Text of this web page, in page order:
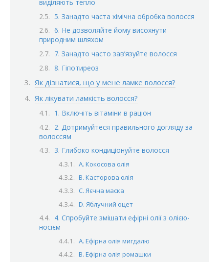
виділяють тепло
5. Занадто часта хімічна обробка волосся
6. Не дозволяйте йому висохнути
природним шляхом
7. Занадто часто зав’язуйте волосся
8. Гіпотиреоз
Як дізнатися, що у мене ламке волосся?
Як лікувати ламкість волосся?
1. Включіть вітаміни в раціон
2. Дотримуйтеся правильного догляду за
волоссям
3. Глибоко кондиціонуйте волосся
A. Кокосова олія
B. Касторова олія
C. Яєчна маска
D. Яблучний оцет
4. Спробуйте змішати ефірні олії з олією-
носієм
A. Ефірна олія мигдалю
B. Ефірна олія ромашки